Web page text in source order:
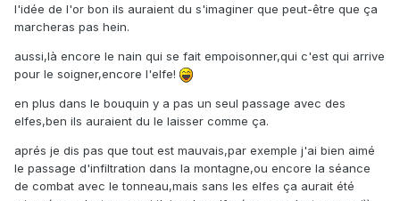
l'idée de l'or bon ils auraient du s'imaginer que peut-être que ça
marcheras pas hein.
aussi,là encore le nain qui se fait empoisonner,qui c'est qui arrive
pour le soigner,encore l'elfe!
en plus dans le bouquin y a pas un seul passage avec des
elfes,ben ils auraient du le laisser comme ça.
aprés je dis pas que tout est mauvais,par exemple j'ai bien aimé
le passage d'infiltration dans la montagne,ou encore la séance
de combat avec le tonneau,mais sans les elfes ça aurait été